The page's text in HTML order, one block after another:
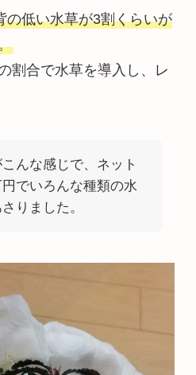
の低い水草が3割くらいが
割合で水草を導入し、レ
んな感じで、ネット
でいろんな種類の水
りました。